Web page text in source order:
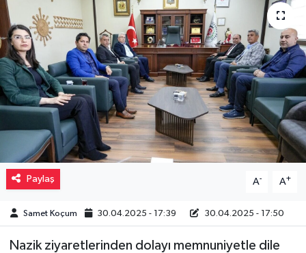
Paylaş A- A+
Samet Koçum 30.04.2025 - 17:39 30.04.2025 - 17:50
Nazik ziyaretlerinden dolayı memnuniyetle dile
Magazin
Müzik
Piyasa
Resmi İlanlar
Sağlık